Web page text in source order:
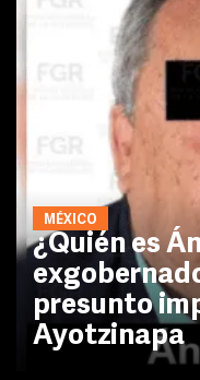
MÉXICO
¿Quién es
presunto
Ayotzinapa